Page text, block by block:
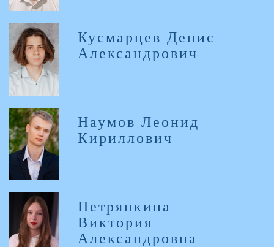
Кусмарцев Денис
Александрович
Наумов Леонид
Кириллович
Петрянкина
Виктория
Александровна